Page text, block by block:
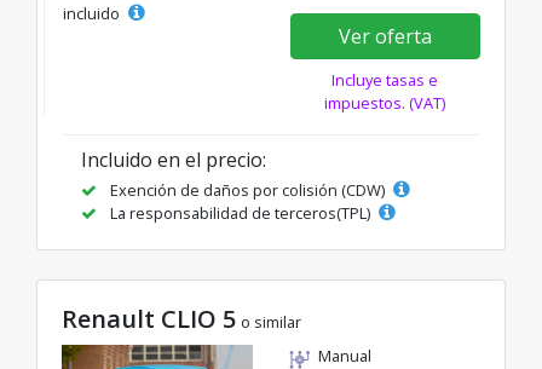
incluido
Ver oferta
Incluye tasas e
impuestos. (VAT)
Incluido en el precio:
Exención de daños por colisión (CDW)
La responsabilidad de terceros(TPL)
Renault CLIO 5 o similar
Manual